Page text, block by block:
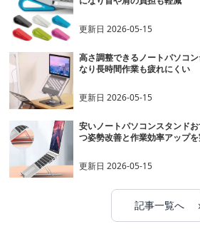
更新日2026-05-15
高さ調整できるノートパソコ
なり長時間作業も疲れにくい
更新日2026-05-15
安いノートパソコンスタンド
つ姿勢改善と作業効率アップ
更新日2026-05-15
記事一覧へ